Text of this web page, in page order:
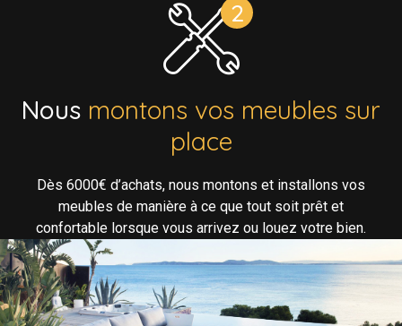
Nous montons vos meubles sur
place
Dès 6000€ d’achats, nous montons et installons vos
meubles de manière à ce que tout soit prêt et
confortable lorsque vous arrivez ou louez votre bien.